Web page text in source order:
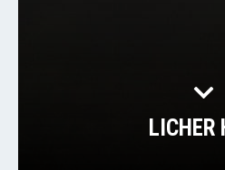
LICHER